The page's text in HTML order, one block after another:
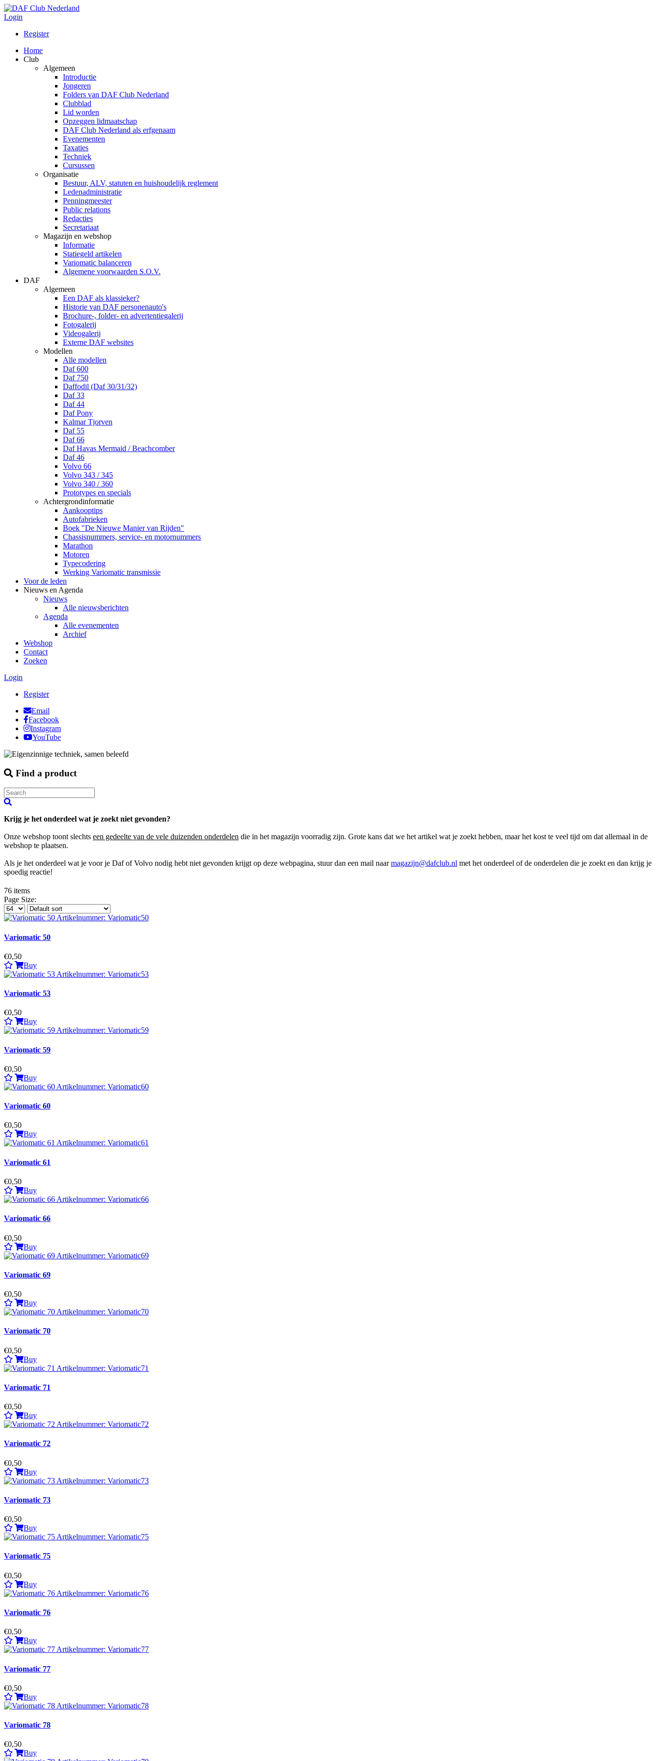
Login
Register
Home
Club
Algemeen
Introductie
Jongeren
Folders van DAF Club Nederland
Clubblad
Lid worden
Opzeggen lidmaatschap
DAF Club Nederland als erfgenaam
Evenementen
Taxaties
Techniek
Cursussen
Organisatie
Bestuur, ALV, statuten en huishoudelijk reglement
Ledenadministratie
Penningmeester
Public relations
Redacties
Secretariaat
Magazijn en webshop
Informatie
Statiegeld artikelen
Variomatic balanceren
Algemene voorwaarden S.O.V.
DAF
Algemeen
Een DAF als klassieker?
Historie van DAF personenauto's
Brochure-, folder- en advertentiegalerij
Fotogalerij
Videogalerij
Externe DAF websites
Modellen
Alle modellen
Daf 600
Daf 750
Daffodil (Daf 30/31/32)
Daf 33
Daf 44
Daf Pony
Kalmar Tjorven
Daf 55
Daf 66
Daf Havas Mermaid / Beachcomber
Daf 46
Volvo 66
Volvo 343 / 345
Volvo 340 / 360
Prototypes en specials
Achtergrondinformatie
Aankooptips
Autofabrieken
Boek "De Nieuwe Manier van Rijden"
Chassisnummers, service- en motornummers
Marathon
Motoren
Typecodering
Werking Variomatic transmissie
Voor de leden
Nieuws en Agenda
Nieuws
Alle nieuwsberichten
Agenda
Alle evenementen
Archief
Webshop
Contact
Zoeken
Login
Register
Email
Facebook
Instagram
YouTube
Find a product
Krijg je het onderdeel wat je zoekt niet gevonden?
Onze webshop toont slechts een gedeelte van de vele duizenden onderdelen die in het magazijn voorradig zijn. Grote kans dat we het artikel wat je zoekt hebben, maar het kost te veel tijd om dat allemaal in de
webshop te plaatsen.
Als je het onderdeel wat je voor je Daf of Volvo nodig hebt niet gevonden krijgt op deze webpagina, stuur dan een mail naarmagazijn@dafclub.nl met het onderdeel of de onderdelen die je zoekt en dan krijg je
spoedig reactie!
76 items
Page Size:
Variomatic 50
€0,50
Buy
Variomatic 53
€0,50
Buy
Variomatic 59
€0,50
Buy
Variomatic 60
€0,50
Buy
Variomatic 61
€0,50
Buy
Variomatic 66
€0,50
Buy
Variomatic 69
€0,50
Buy
Variomatic 70
€0,50
Buy
Variomatic 71
€0,50
Buy
Variomatic 72
€0,50
Buy
Variomatic 73
€0,50
Buy
Variomatic 75
€0,50
Buy
Variomatic 76
€0,50
Buy
Variomatic 77
€0,50
Buy
Variomatic 78
€0,50
Buy